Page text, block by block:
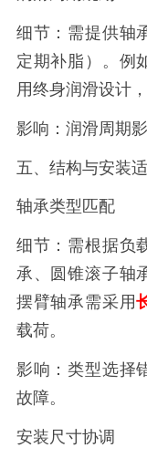
细节：需提供轴
定期补脂）。例
用终身润滑设计
影响：润滑周期
五、结构与安装
轴承类型匹配
细节：需根据负
承、圆锥滚子轴
摆臂轴承需采用
载荷。
影响：类型选择
故障。
安装尺寸协调